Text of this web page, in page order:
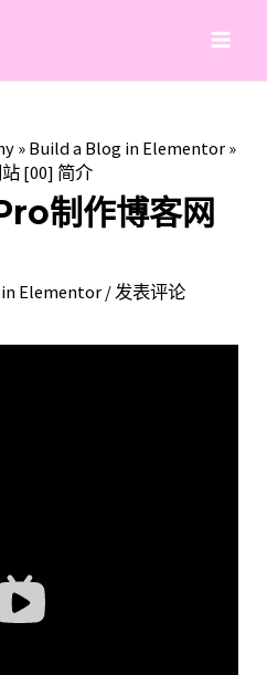
» Build a Blog in Elementor »
[00] 简介
制作博客网
Elementor /发表评论